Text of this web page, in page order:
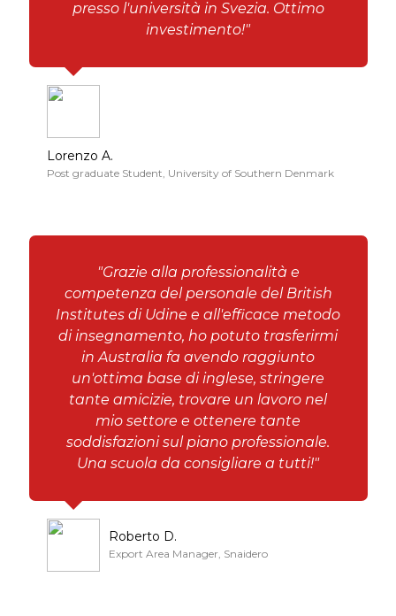
presso l'università in Svezia. Ottimo
investimento!"
Lorenzo A.
Post graduate Student, University of Southern Denmark
"Grazie alla professionalità e
competenza del personale del British
Institutes di Udine e all'efficace metodo
di insegnamento, ho potuto trasferirmi
in Australia fa avendo raggiunto
un'ottima base di inglese, stringere
tante amicizie, trovare un lavoro nel
mio settore e ottenere tante
soddisfazioni sul piano professionale.
Una scuola da consigliare a tutti!"
Roberto D.
Export Area Manager, Snaidero